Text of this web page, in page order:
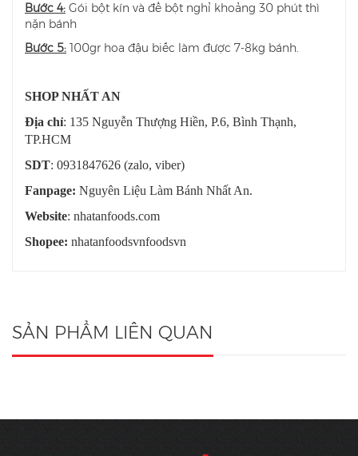
Bước 4: Gói bột kín và để bột nghỉ khoảng 30 phút thì
nặn bánh
Bước 5: 100gr hoa đậu biếc làm được 7-8kg bánh.
SHOP NHẤT AN
Địa chỉ: 135 Nguyễn Thượng Hiền, P.6, Bình Thạnh,
TP.HCM
SDT: 0931847626 (zalo, viber)
Fanpage: Nguyên Liệu Làm Bánh Nhất An.
Website: nhatanfoods.com
Shopee: nhatanfoodsvnfoodsvn
SẢN PHẨM LIÊN QUAN